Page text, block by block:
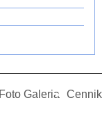
Foto Galeria
Cennik